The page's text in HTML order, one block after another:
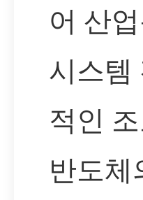
어 산
시스템
적인
반도